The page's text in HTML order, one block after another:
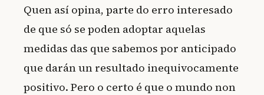
Quen así opina, parte do erro interesado
de que só se poden adoptar aquelas
medidas das que sabemos por anticipado
que darán un resultado inequivocamente
positivo. Pero o certo é que o mundo non